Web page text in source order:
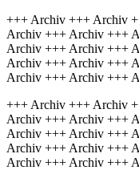
+++ Archiv +++ Archiv
Archiv +++ Archiv +++
Archiv +++ Archiv +++
Archiv +++ Archiv +++
Archiv +++ Archiv +++
+++ Archiv +++ Archiv
Archiv +++ Archiv +++
Archiv +++ Archiv +++
Archiv +++ Archiv +++
Archiv +++ Archiv +++